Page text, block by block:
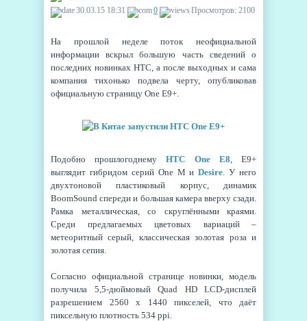
30.03.15 18:31
0 Просмотров: 2100
На прошлой неделе поток неофициальной
информации вскрыл большую часть сведений о
последних новинках HTC, а после выходных и сама
компания тихонько подвела черту, опубликовав
официальную страницу One E9+.
Подобно прошлогоднемуHTC One E8, E9+
выглядит гибридом серий One M иDesire. У него
двухтоновой пластиковый корпус, динамик
BoomSound спереди и большая камера вверху сзади.
Рамка металлическая, со скруглёнными краями.
Среди предлагаемых цветовых вариаций –
метеоритный серый, классическая золотая роза и
золотая сепия.
Согласно официальной странице новинки, модель
получила 5,5-дюймовый Quad HD LCD-дисплей
разрешением 2560 x 1440 пикселей, что даёт
пиксельную плотность 534 ppi.